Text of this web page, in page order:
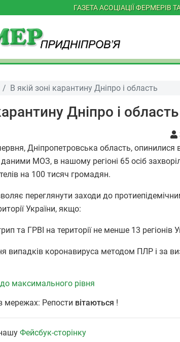
ГАЗЕТА АСОЦІАЦІЇ
В якій зоні карантину Дніпро і область
Дніпро і область
Дніпропетровська область, опинилися
МОЗ, в нашому регіоні 65 осіб
на 100 тисяч громадян.
переглянути заходи до
України, якщо:
та ГРВІ на території не менше 13 регіонів
випадків коронавируса методом ПЛР і за
максимального рівня
мережах: Репости вітаються !
Фейсбук-сторінку